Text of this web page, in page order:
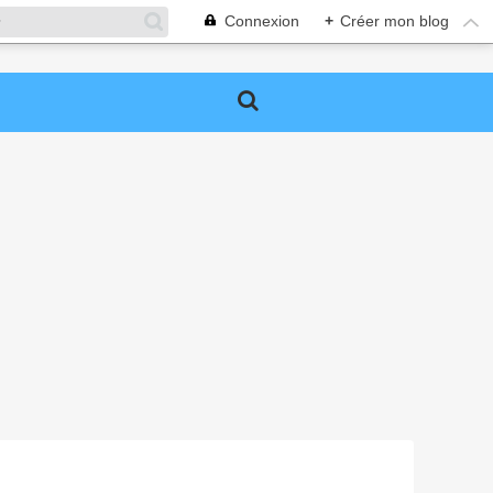
Connexion + Créer mon blog